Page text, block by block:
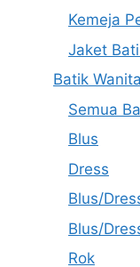
Kemeja
Jaket
Batik Wanita
Semua
Blus
Dress
Blus/
Blus/
Rok